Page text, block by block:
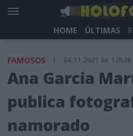
HOME ÚLTIMAS
HOLOFOTE TV
FAMOSOS | 04.11.2021 às 12h26
Ana Garcia
publica
namorado